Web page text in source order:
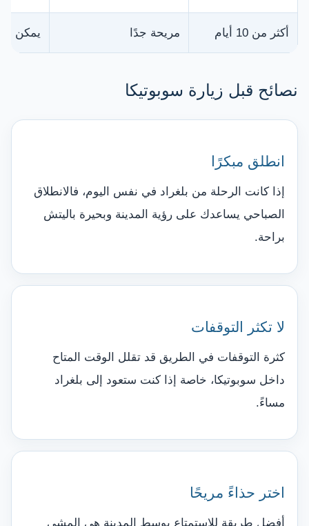
أكثر من 10 أيام مريحة جدًا يمكن
نصائح قبل زيارة سوبوتيكا
انطلق مبكرًا
إذا كانت الرحلة من بلغراد في نفس اليوم، فالانطلاق
الصباحي يساعدك على رؤية المدينة وبحيرة باليتش
براحة.
لا تكثر التوقفات
كثرة التوقفات في الطريق قد تقلل الوقت المتاح
داخل سوبوتيكا، خاصة إذا كنت ستعود إلى بلغراد
مساءً.
اختر حذاءً مريحًا
أفضل طريقة للاستمتاع بوسط المدينة هي المشي